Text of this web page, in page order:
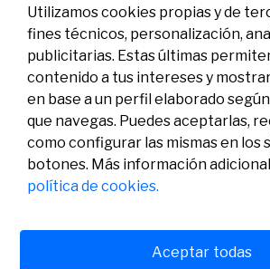
Legal
Aviso legal
Política de privacidad
Actividad
Convocatorias
Premios
Utilizamos cookies propias y de
fines técnicos, personalización,
publicitarias. Estas últimas
contenido a tus intereses y
en base a un perfil elaborado
que navegas. Puedes aceptarlas,
como configurar las mismas en los
botones. Más información
política de cookies.
Aceptar todas